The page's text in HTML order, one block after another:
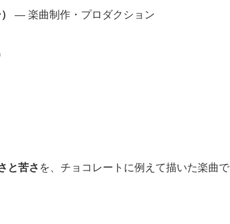
— 楽曲制作・プロダクション
と苦さ を、チョコレートに例えて描いた楽曲で